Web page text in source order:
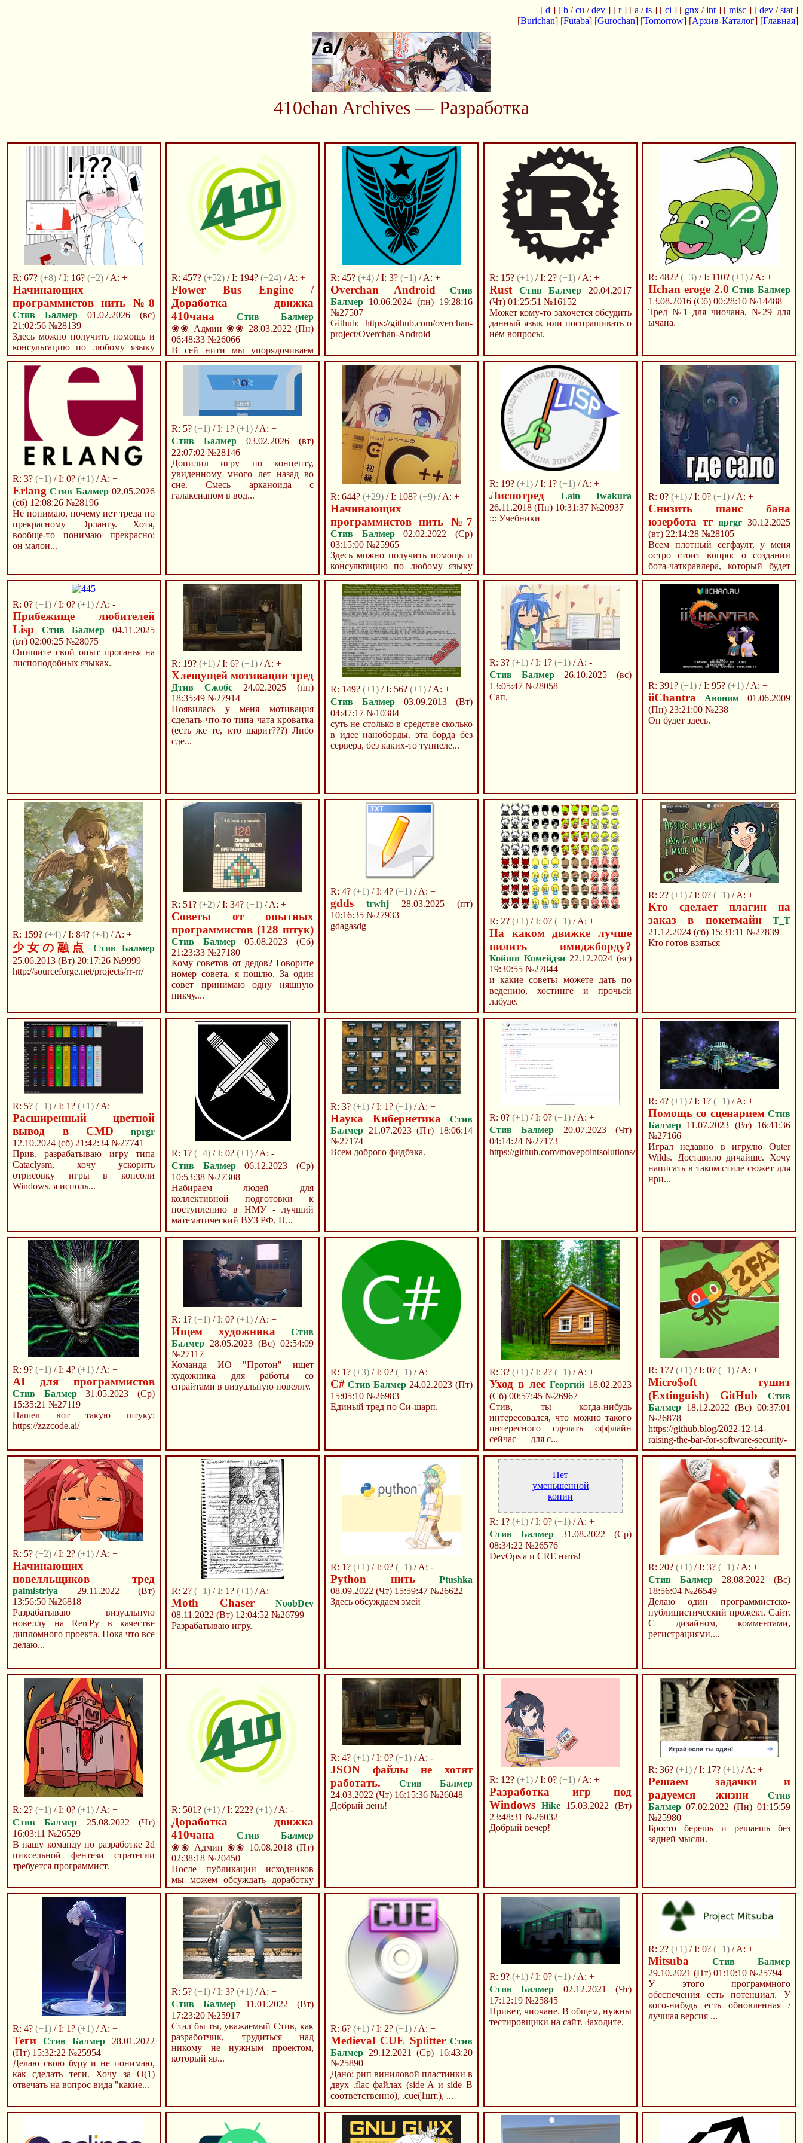
[ d ] [ b /cu /dev ] [ r] [ a /ts ] [ ci ] [ gnx /int ] [ misc ] [ dev /stat ]
[Burichan] [Futaba] [Gurochan] [Tomorrow] [Архив-Каталог] [Главная]
410chan Archives — Разработка
R: 67? (+8) / I: 16? (+2) / A: +
Начинающих
программистов нить №8
Стив Балмер 01.02.2026 (вс)
21:02:56 №28139
Здесь можно получить помощь и
консультацию по любому языку
программирования, в любой
сфере разра...
R: 457? (+52) / I: 194? (+24) / A: +
Flower Bus Engine /
Доработка движка
410чана
Стив Балмер
❀❀ Админ ❀❀ 28.03.2022 (Пн)
06:48:33 №26066
В сей нити мы упорядочиваем
усилия по доработке местного
R: 45? (+4) / I: 3? (+1) / A: +
Overchan Android
Стив
Балмер 10.06.2024 (пн) 19:28:16
№27507
Github: https://github.com/overchan-
project/Overchan-Android
R: 15? (+1) / I: 2? (+1) / A: +
Rust Стив Балмер 20.04.2017
(Чт) 01:25:51 №16152
Может кому-то захочется обсудить
данный язык или поспрашивать о
нём вопросы.
R: 482? (+3) / I: 110? (+1) / A: +
IIchan eroge 2.0 Стив Балмер
13.08.2016 (Сб) 00:28:10 №14488
Тред №1 для чиочана, №29 для
ычана.
R: 3? (+1) / I: 0? (+1) / A: +
Erlang Стив Балмер02.05.2026
(сб) 12:08:26 №28196
Не понимаю, почему нет треда по
прекрасному Эрлангу. Хотя,
вообще-то понимаю прекрасно:
он малои...
R: 5? (+1) / I: 1? (+1) / A: +
Стив Балмер 03.02.2026 (вт)
22:07:02 №28146
Допилил игру по концепту,
увиденному много лет назад во
сне. Смесь арканоида с
галаксианом в вод...
R: 644? (+29) / I: 108? (+9) / A: +
Начинающих
программистов нить №7
Стив Балмер02.02.2022 (Ср)
03:15:00 №25965
Здесь можно получить помощь и
консультацию по любому языку
программирования, в любой
сфере разра...
R: 19? (+1) / I: 1? (+1) / A: +
Лиспотред
Lain Iwakura
26.11.2018 (Пн) 10:31:37 №20937
::: Учебники
R: 0? (+1) / I: 0? (+1) / A: +
Снизить шанс бана
юзербота тг nprgr 30.12.2025
(вт) 22:14:28 №28105
Всем плотный сегфаулт, у меня
остро стоит вопрос о создании
бота-чаткравлера, который будет
иска...
R: 0? (+1) / I: 0? (+1) / A: -
Прибежище любителей
Lisp
Стив Балмер 04.11.2025
(вт) 02:00:25 №28075
Опишите свой опыт проганья на
лиспоподобных языках.
R: 19? (+1) / I: 6? (+1) / A: +
Хлещущей мотивации тред
Дтив Сжобс 24.02.2025 (пн)
18:35:49 №27914
Появилась у меня мотивация
сделать что-то типа чата кроватка
(есть же те, кто шарит???) Либо
сде...
R: 149? (+1) / I: 56? (+1) / A: +
Стив Балмер 03.09.2013 (Вт)
04:47:17 №10384
суть не столько в средстве сколько
в идее наноборды. эта борда без
сервера, без каких-то туннеле...
R: 3? (+1) / I: 1? (+1) / A: -
Стив Балмер 26.10.2025 (вс)
13:05:47 №28058
Сап.
R: 391? (+1) / I: 95? (+1) / A: +
iiChantra Аноним 01.06.2009
(Пн) 23:21:00 №238
Он будет здесь.
R: 159? (+4) / I: 84? (+4) / A: +
少女の融点
Стив Балмер
25.06.2013 (Вт) 20:17:26 №9999
http://sourceforge.net/projects/rr-rr/
R: 51? (+2) / I: 34? (+1) / A: +
Советы от опытных
программистов (128 штук)
Стив Балмер05.08.2023 (Сб)
21:23:33 №27180
Кому советов от дедов? Говорите
номер совета, я пошлю. За один
совет принимаю одну няшную
пикчу....
R: 4? (+1) / I: 4? (+1) / A: +
gdds trwhj 28.03.2025 (пт)
10:16:35 №27933
gdagasdg
R: 2? (+1) / I: 0? (+1) / A: +
На каком движке лучше
пилить имиджборду?
Койши Комейдзи 22.12.2024 (вс)
19:30:55 №27844
и какие советы можете дать по
ведению, хостинге и прочьей
лабуде.
R: 2? (+1) / I: 0? (+1) / A: +
Кто сделает плагин на
заказ в покетмайн
T_T
21.12.2024 (сб) 15:31:11 №27839
Кто готов взяться
R: 5? (+1) / I: 1? (+1) / A: +
Расширенный цветной
вывод в CMD
nprgr
12.10.2024 (сб) 21:42:34 №27741
Прив, разрабатываю игру типа
Cataclysm, хочу ускорить
отрисовку игры в консоли
Windows. я исполь...
R: 1? (+4) / I: 0? (+1) / A: -
Стив Балмер06.12.2023 (Ср)
10:53:38 №27308
Набираем людей для
коллективной подготовки к
поступлению в НМУ - лучший
математический ВУЗ РФ. Н...
R: 3? (+1) / I: 1? (+1) / A: +
Наука Кибернетика
Стив
Балмер 21.07.2023 (Пт) 18:06:14
№27174
Всем доброго фидбэка.
R: 0? (+1) / I: 0? (+1) / A: +
Стив Балмер 20.07.2023 (Чт)
04:14:24 №27173
https://github.com/movepointsolutions/teach/releases/tag/v1.1
R: 4? (+1) / I: 1? (+1) / A: +
Помощь со сценарием Стив
Балмер 11.07.2023 (Вт) 16:41:36
№27166
Играл недавно в игрулю Outer
Wilds. Доставило дичайше. Хочу
написать в таком стиле сюжет для
нри...
R: 9? (+1) / I: 4? (+1) / A: +
AI для программистов
Стив Балмер31.05.2023 (Ср)
15:35:21 №27119
Нашел вот такую штуку:
https://zzzcode.ai/
R: 1? (+1) / I: 0? (+1) / A: +
Ищем художника
Стив
Балмер 28.05.2023 (Вс) 02:54:09
№27117
Команда ИО "Протон" ищет
художника для работы со
спрайтами в визуальную новеллу.
R: 1? (+3) / I: 0? (+1) / A: +
C# Стив Балмер 24.02.2023 (Пт)
15:05:10 №26983
Единый тред по Си-шарп.
R: 3? (+1) / I: 2? (+1) / A: +
Уход в лес Георгий18.02.2023
(Сб) 00:57:45 №26967
Стив, ты когда-нибудь
интересовался, что можно такого
интересного сделать оффлайн
сейчас — для с...
R: 17? (+1) / I: 0? (+1) / A: +
Micro$oft тушит
(Extinguish) GitHub
Стив
Балмер 18.12.2022 (Вс) 00:37:01
№26878
https://github.blog/2022-12-14-
raising-the-bar-for-software-security-
next-steps-for-github-com-2fa/
R: 5? (+2) / I: 2? (+1) / A: +
Начинающих
новелльщиков тред
palmistriya 29.11.2022 (Вт)
13:56:50 №26818
Разрабатываю визуальную
новеллу на Ren'Py в качестве
дипломного проекта. Пока что все
делаю...
R: 2? (+1) / I: 1? (+1) / A: +
Moth Chaser
NoobDev
08.11.2022 (Вт) 12:04:52 №26799
Разрабатываю игру.
R: 1? (+1) / I: 0? (+1) / A: -
Python нить
Ptushka
08.09.2022 (Чт) 15:59:47 №26622
Здесь обсуждаем змей
Нет
уменьшенной
копии
R: 1? (+1) / I: 0? (+1) / A: +
Стив Балмер31.08.2022 (Ср)
08:34:22 №26576
DevOps'а и CRE нить!
R: 20? (+1) / I: 3? (+1) / A: +
Стив Балмер 28.08.2022 (Вс)
18:56:04 №26549
Делаю один программистско-
публицистический прожект. Сайт.
С дизайном, комментами,
регистрациями,...
R: 2? (+1) / I: 0? (+1) / A: +
Стив Балмер 25.08.2022 (Чт)
16:03:11 №26529
В нашу команду по разработке 2d
пиксельной фентези стратегии
требуется программист.
R: 501? (+1) / I: 222? (+1) / A: -
Доработка движка
410чана
Стив Балмер
❀❀ Админ ❀❀ 10.08.2018 (Пт)
02:38:18 №20450
После публикации исходников
мы можем обсуждать доработку
не только ранее общедоступных
частей ин...
R: 4? (+1) / I: 0? (+1) / A: -
JSON файлы не хотят
работать.
Стив Балмер
24.03.2022 (Чт) 16:15:36 №26048
Добрый день!
R: 12? (+1) / I: 0? (+1) / A: +
Разработка игр под
Windows Hike15.03.2022 (Вт)
23:48:31 №26032
Добрый вечер!
R: 36? (+1) / I: 17? (+1) / A: +
Решаем задачки и
радуемся жизни
Стив
Балмер 07.02.2022 (Пн) 01:15:59
№25980
Бросто берешь и решаешь без
задней мысли.
R: 4? (+1) / I: 1? (+1) / A: +
Теги Стив Балмер 28.01.2022
(Пт) 15:32:22 №25954
Делаю свою буру и не понимаю,
как сделать теги. Хочу за O(1)
отвечать на вопрос вида "какие...
R: 5? (+1) / I: 3? (+1) / A: +
Стив Балмер 11.01.2022 (Вт)
17:23:20 №25917
Стал бы ты, уважаемый Стив, как
разработчик, трудиться над
никому не нужным проектом,
который яв...
R: 6? (+1) / I: 2? (+1) / A: +
Medieval CUE Splitter Стив
Балмер 29.12.2021 (Ср) 16:43:20
№25890
Дано: рип виниловой пластинки в
двух .flac файлах (side A и side B
соответственно), .cue(1шт.), ...
R: 9? (+1) / I: 0? (+1) / A: +
Стив Балмер 02.12.2021 (Чт)
17:12:19 №25845
Привет, чиочане. В общем, нужны
тестировщики на сайт. Заходите.
R: 2? (+1) / I: 0? (+1) / A: +
Mitsuba
Стив Балмер
29.10.2021 (Пт) 01:10:10 №25794
У этого программного
обеспечения есть потенциал. У
кого-нибудь есть обновленная /
лучшая версия ...